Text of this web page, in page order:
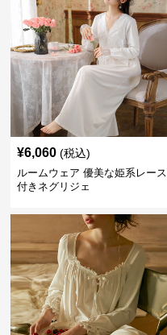
¥6,060 (税込)
ルームウェア 優美な姫系レース
付きネグリジェ